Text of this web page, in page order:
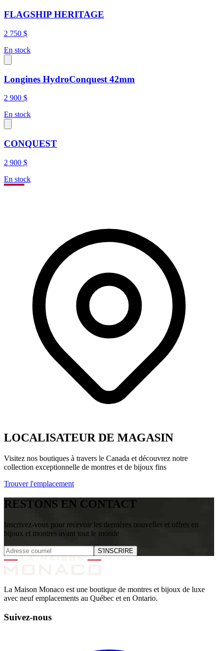
FLAGSHIP HERITAGE
2 750 $
En stock
Longines HydroConquest 42mm
2 900 $
En stock
CONQUEST
2 900 $
En stock
LOCALISATEUR DE MAGASIN
Visitez nos boutiques à travers le Canada et découvrez notre
collection exceptionnelle de montres et de bijoux fins
Trouver l'emplacement
RESTONS EN CONTACT
Inscrivez-vous pour recevoir les dernières nouvelles et offres en
bijoux et montres avant tout le monde
S'INSCRIRE
La Maison Monaco est une boutique de montres et bijoux de luxe
avec neuf emplacements au Québec et en Ontario.
Suivez-nous